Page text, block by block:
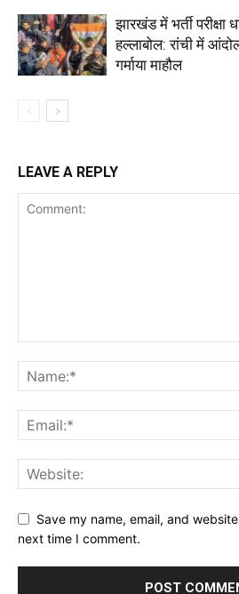
झारखंड में भर्ती परीक्षा
हल्लाबोल: रांची में
गर्माया माहौल
LEAVE A REPLY
Save my name, email, and
next time I comment.